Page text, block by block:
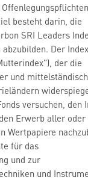
besteht darin, die
SRI Leaders
Der Index
der die
und
versuchen, den
Erwerb aller
Wertpapiere
für das
und zur
und